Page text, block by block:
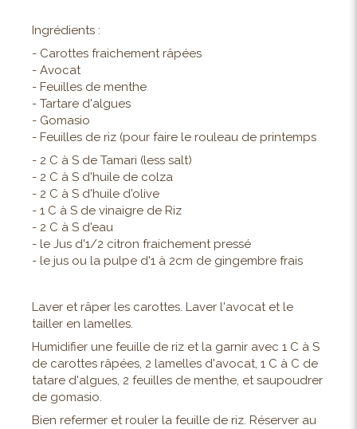
Ingrédients :
- Carottes fraichement râpées
- Avocat
- Feuilles de menthe
- Tartare d'algues
- Gomasio
- Feuilles de riz (pour faire le rouleau de printemps
- 2 C à S de Tamari (less salt)
- 2 C à S d'huile de colza
- 2 C à S d'huile d'olive
- 1 C à S de vinaigre de Riz
- 2 C à S d'eau
- le Jus d'1/2 citron fraichement pressé
- le jus ou la pulpe d'1 à 2cm de gingembre frais
Laver et râper les carottes. Laver l'avocat et le
tailler en lamelles.
Humidifier une feuille de riz et la garnir avec 1 C à S
de carottes râpées, 2 lamelles d'avocat, 1 C à C de
tatare d'algues, 2 feuilles de menthe, et saupoudrer
de gomasio.
Bien refermer et rouler la feuille de riz. Réserver au